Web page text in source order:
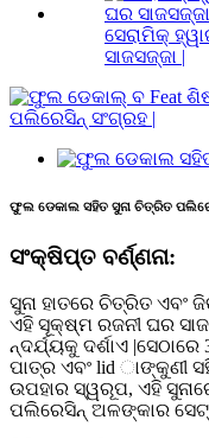
ସେରାମିକ୍
ସାଜସଜ୍ଜା |
ଫୁଲ ଡେକାଲ ସହିତ ସୁନା ଚିତ୍ରିତ
ସଂକ୍ଷିପ୍ତ ବର୍ଣ୍ଣନା:
ସୁନା ହାତରେ ଚିତ୍ରିତ ଏବଂ
ଏହି ସୂକ୍ଷ୍ମ ରଜନୀ ଘର
ନ୍ଦର୍ଯ୍ୟକୁ ଦର୍ଶାଏ
ପାତ୍ର ଏବଂ lid ାଙ୍କୁଣୀ
ଉପହାର ସ୍ୱରୂପ, ଏହି
ପଲିରେସିନ୍ ଅଳଙ୍କାର